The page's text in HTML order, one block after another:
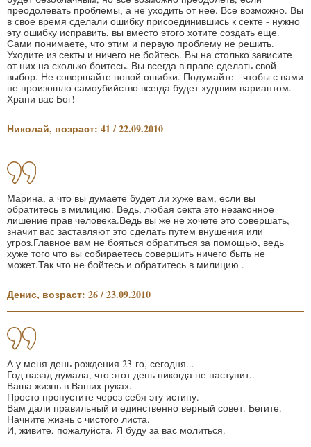
преодолевать проблемы, а не уходить от нее. Все возможно. Вы
в свое время сделали ошибку присоединившись к секте - нужно
эту ошибку исправить, вы вместо этого хотите создать еще.
Сами понимаете, что этим и первую проблему не решить.
Уходите из секты и ничего не бойтесь. Вы на столько зависите
от них на сколько боитесь. Вы всегда в праве сделать свой
выбор. Не совершайте новой ошибки. Подумайте - чтобы с вами
не произошло самоубийство всегда будет худшим вариантом.
Храни вас Бог!
Николай, возраст: 41 / 22.09.2010
Марина, а что вы думаете будет ли хуже вам, если вы
обратитесь в милицию. Ведь, любая секта это незаконное
лишение прав человека.Ведь вы же не хочете это совершать,
значит вас заставляют это сделать путём внушения или
угроз.Главное вам не бояться обратиться за помощью, ведь
хуже того что вы собираетесь совершить ничего быть не
может.Так что не бойтесь и обратитесь в милицию .
Денис, возраст: 26 / 23.09.2010
А у меня день рождения 23-го, сегодня...
Год назад думала, что этот день никогда не наступит..
Ваша жизнь в Ваших руках.
Просто пропустите через себя эту истину.
Вам дали правильный и единственно верный совет. Бегите.
Начните жизнь с чистого листа.
И, живите, пожалуйста. Я буду за вас молиться.